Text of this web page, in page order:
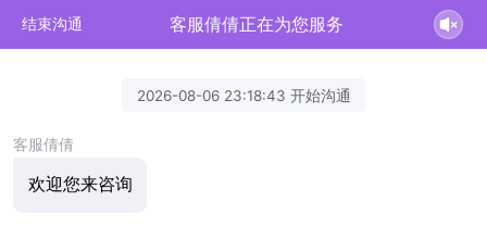
结束沟通 客服倩倩正在为您服务
2026-08-06 23:18:43 开始沟通
客服倩倩
欢迎您来咨询